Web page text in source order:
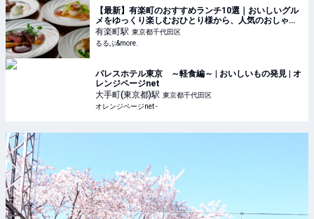
【最新】有楽町のおすすめランチ10選｜おいしいグル
メをゆっくり楽しむおひとり様から、人気のおしゃれ
デートまで！｜るるぶ&more.
有楽町駅 東京都千代田区
るるぶ&more.
パレスホテル東京 ～軽食編～ | おいしいもの発見 | オ
レンジページnet
大手町(東京都)駅 東京都千代田区
オレンジページnet -